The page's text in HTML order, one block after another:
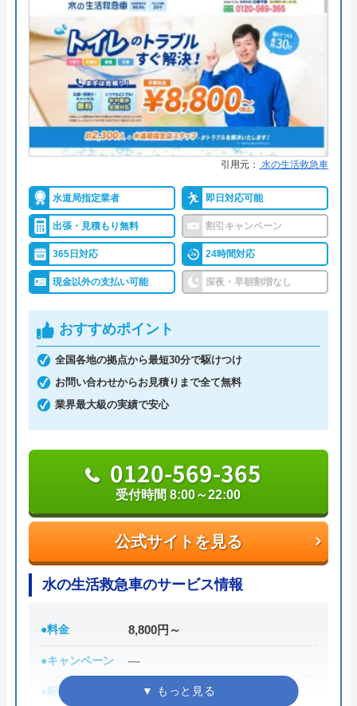
創業・設立 2004年3月創業
所在地
〒540-0012
大阪府大阪市中央区谷町2-4-3 アイエ
スビル9F
対応エリア 36都道府県
水のトラブルサポートセンターの
クチコミ on
4（ 件のクチコミ）
※クチコミの内容について
金城藍子
3 か月前
洗面の蛇口の交換をお願いしました。初めて
障やアフターフォローもしっかりしているの
も安心できる点です。 535128F 追記 台所の
水道も壊れてしまい、交換をお願いしまし
た。 こちらの都合に合わせて、最短で作業
した。 ありがとうございます。 またお願い
Googleクチコミを見る
●支払い方法
現金支払、銀行振込、PayPay、ク
レジットカード
●累計実績 ―
●保証・保険 ―
詳細は公式HPでご確認ください
トイレ専門修理屋さんがおすすめの理由
トイレ専門修理屋さんは水道局指定工事店の水道業
者です。24時間年中無休で営業しており、即日対応
も可能です。問い合わせから最短30分で訪問してく
れて、経験豊富な作業スタッフが「安全・安心・親
イレトラブルを解決してくれます。
料金は、トイレの水漏れやつまりなどの簡単作業な
ら5,500円～。安心の明朗会計で、出張費、見積料
金、キャンセル料無料と、余計な費用がかからない
支払い方法は、現金払い、銀行振込、PayPay、各種
クレジットカード決済から選べます。Web限定の割
引サービスも行っているため、気になる方は問い合
わせ前に公式HPへアクセスしてみましょう。
公式サイトを見る
0120-960-358
受付時間 24時間
引用元： 水の生活救急車
水道局指定業者 即日対応可能
出張・見積もり無料 割引キャンペーン
365日対応 24時間対応
現金以外の支払い可能 深夜・早朝割増なし
おすすめポイント
全国各地の拠点から最短30分で駆けつけ
お問い合わせからお見積りまで全て無料
業界最大級の実績で安心
公式サイトを見る
0120-569-365
受付時間 8:00～22:00
水の生活救急車のサービス情報
●料金 8,800円～
●キャンペーン ―
●駆けつけ時間 最短30分